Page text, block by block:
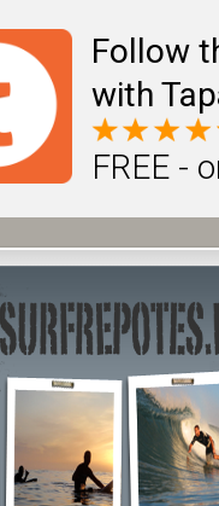
Follow
with
FREE -